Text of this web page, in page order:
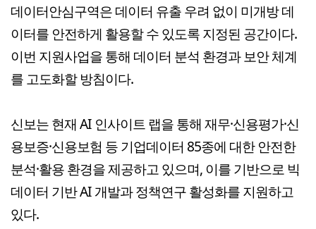
데이터안심구역은 데이터 유출 우려 없이 미개방 데
이터를 안전하게 활용할 수 있도록 지정된 공간이다.
이번 지원사업을 통해 데이터 분석 환경과 보안 체계
를 고도화할 방침이다.
신보는 현재 AI 인사이트 랩을 통해 재무·신용평가·신
용보증·신용보험 등 기업데이터 85종에 대한 안전한
분석·활용 환경을 제공하고 있으며, 이를 기반으로 빅
데이터 기반 AI 개발과 정책연구 활성화를 지원하고
있다.